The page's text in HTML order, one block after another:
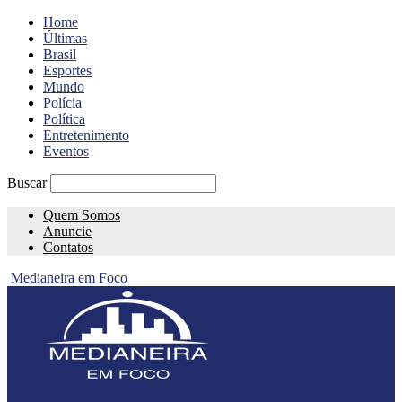
Home
Últimas
Brasil
Esportes
Mundo
Polícia
Política
Entretenimento
Eventos
Buscar
Quem Somos
Anuncie
Contatos
Medianeira em Foco